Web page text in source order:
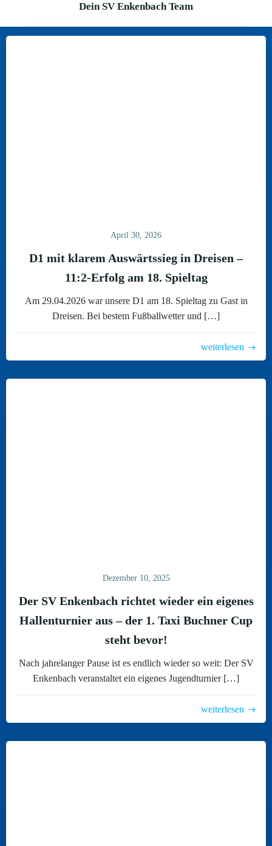
Dein SV Enkenbach Team
April 30, 2026
D1 mit klarem Auswärtssieg in Dreisen –
11:2-Erfolg am 18. Spieltag
Am 29.04.2026 war unsere D1 am 18. Spieltag zu Gast in
Dreisen. Bei bestem Fußballwetter und […]
weiterlesen
Dezember 10, 2025
Der SV Enkenbach richtet wieder ein eigenes
Hallenturnier aus – der 1. Taxi Buchner Cup
steht bevor!
Nach jahrelanger Pause ist es endlich wieder so weit: Der SV
Enkenbach veranstaltet ein eigenes Jugendturnier […]
weiterlesen